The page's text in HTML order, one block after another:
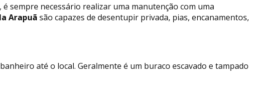
sempre necessário realizar uma manutenção com uma
Arapuã são capazes de desentupir privada, pias, encanamentos,
até o local. Geralmente é um buraco escavado e tampado